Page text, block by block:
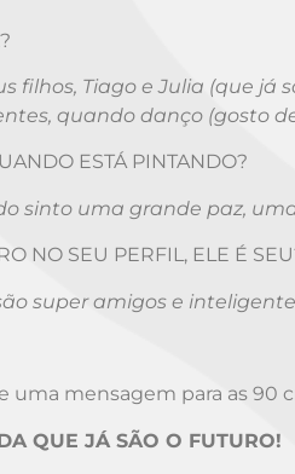
filhos, Tiago e Julia (que
quando danço (gosto
ESTÁ PINTANDO?
sinto uma grande paz,
NO SEU PERFIL, ELE É
super amigos e
uma mensagem para as 90
QUE JÁ SÃO O FUTURO!